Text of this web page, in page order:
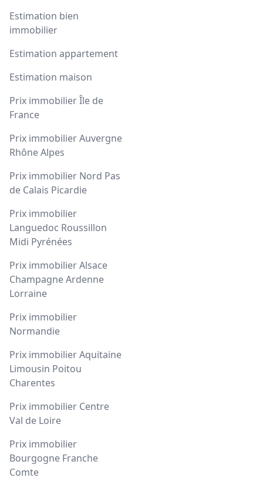
Estimation bien
immobilier
Estimation appartement
Estimation maison
Prix immobilier Île de
France
Prix immobilier Auvergne
Rhône Alpes
Prix immobilier Nord Pas
de Calais Picardie
Prix immobilier
Languedoc Roussillon
Midi Pyrénées
Prix immobilier Alsace
Champagne Ardenne
Lorraine
Prix immobilier
Normandie
Prix immobilier Aquitaine
Limousin Poitou
Charentes
Prix immobilier Centre
Val de Loire
Prix immobilier
Bourgogne Franche
Comte